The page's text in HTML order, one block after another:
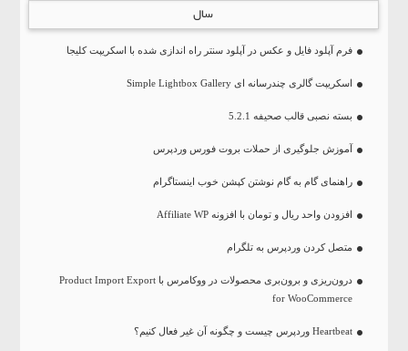
سال
فرم آپلود فایل و عکس در آپلود سنتر راه اندازی شده با اسکریپت کلیجا
اسکریپت گالری چندرسانه ای Simple Lightbox Gallery
بسته نصبی قالب صحیفه 5.2.1
آموزش جلوگیری از حملات بروت فورس وردپرس
راهنمای گام به گام نوشتن کپشن خوب اینستاگرام
افزودن واحد ریال و تومان با افزونه Affiliate WP
متصل کردن وردپرس به تلگرام
درون‌ریزی و برون‌بری محصولات در ووکامرس با Product Import Export
for WooCommerce
Heartbeat وردپرس چیست و چگونه آن غیر فعال کنیم؟